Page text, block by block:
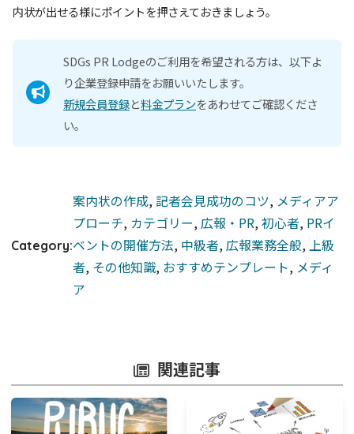
内状が出せる様にポイントを押さえておきましょう。
SDGs PR Lodgeのご利用を希望される方は、以下よ
り企業登録申請をお願いいたします。
新規会員登録と料金プランをあわせてご確認くださ
い。
Category:
案内状の作成, 記者会見成功のコツ, メディアア
プローチ, カテゴリー, 広報・PR, 初心者, PRイ
ベントの開催方法, 中級者, 広報業務全般, 上級
者, その他知識, おすすめテンプレート, メディ
ア
関連記事